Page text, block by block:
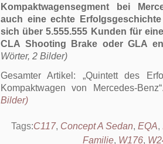
Kompaktwagensegment bei
auch eine echte
sich über 5.555.555 Kunden für
CLA Shooting Brake oder GLA
Wörter, 2 Bilder)
Gesamter Artikel:
Quintett des
Kompaktwagen von Mercedes-Benz
Bilder)
Tags:C117, Concept A Sedan, EQA,
Familie, W176,